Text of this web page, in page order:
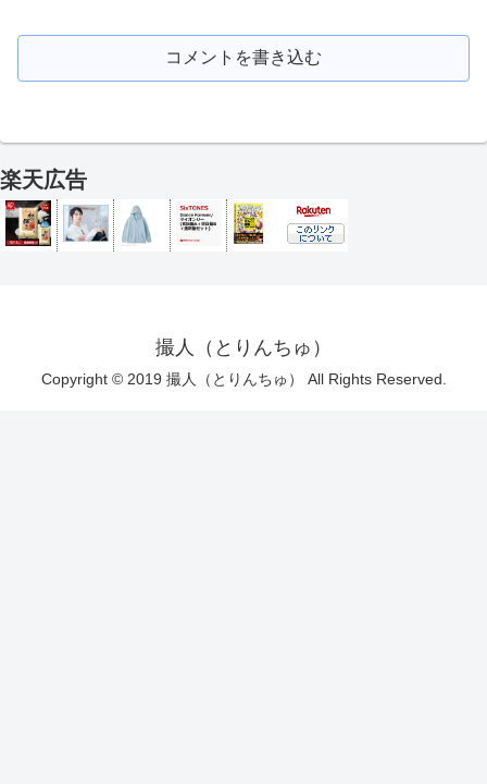
コメントを書き込む
楽天広告
撮人（とりんちゅ）
Copyright © 2019 撮人（とりんちゅ） All Rights Reserved.